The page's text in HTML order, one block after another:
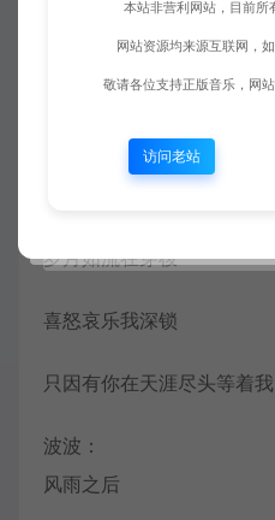
每当孤独我回首
岁月如流在穿梭
喜怒哀乐我深锁
只因有你在天涯尽头等着我
波波：
风雨之后
本站非营利网站，目前所
网站资源均来源互联网，
敬请各位支持正版音乐，网
访问老站